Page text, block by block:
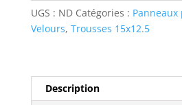
UGS : ND Catégories :
Velours, Trousses 15x12.5
Description